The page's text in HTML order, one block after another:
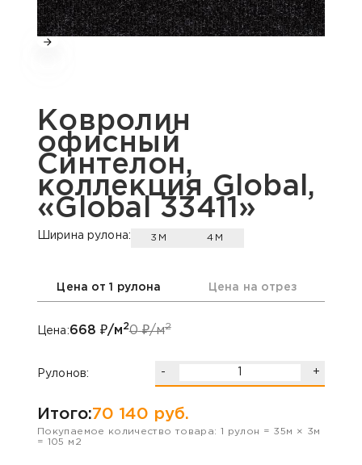
Ковролин
офисный
Синтелон,
коллекция Global,
«Global 33411»
Ширина рулона: 3М 4М
Цена от 1 рулона Цена на отрез
Цена:668 ₽/м20₽/м2
Рулонов: - +
Итого:70 140 руб.
Покупаемое количество товара: 1 рулон = 35м × 3м
= 105 м2